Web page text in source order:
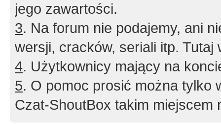
jego zawartości.
3. Na forum nie podajemy, ani
wersji, cracków, seriali itp. Tutaj
4. Użytkownicy mający na
5. O pomoc prosić można tylko
Czat-ShoutBox takim miejscem